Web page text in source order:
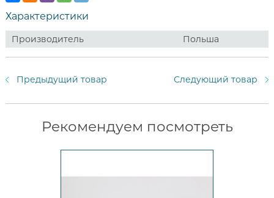
Характеристики
Производитель Польша
Предыдущий товар Следующий товар
Рекомендуем посмотреть